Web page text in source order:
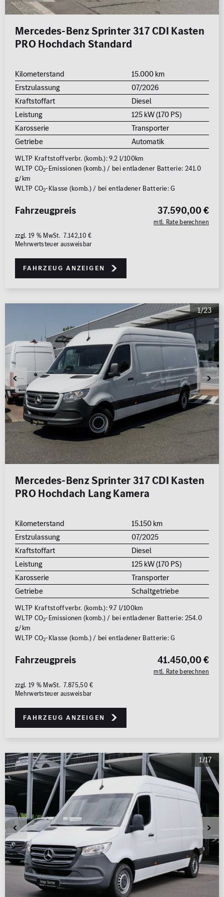
0 km 1.000 km
Leistung (PS)
50
Preis
0 €
Nettopreis anzeigen
Mercedes-Benz Sprinter 317 CDI Kasten
PRO Hochdach Standard
Kilometerstand
15.000 km
Erstzulassung
07/2026
Kraftstoffart
Diesel
Leistung
125 kW (170 PS)
Karosserie
Transporter
Getriebe
Automatik
WLTP Kraftstoffverbr. (komb.): 9.2 l/100km
WLTP CO2-Emissionen (komb.) / bei entladener Batterie: 241.0
g/km
WLTP CO2-Klasse (komb.) / bei entladener Batterie: G
37.590,00 €
mtl. Rate berechnen
Fahrzeugpreis
zzgl. 19 % MwSt. 7.142,10 €
Mehrwertsteuer ausweisbar
Fahrzeug anzeigen
1/23
Mercedes-Benz Sprinter 317 CDI Kasten
PRO Hochdach Lang Kamera
Kilometerstand
15.150 km
Erstzulassung
07/2025
Kraftstoffart
Diesel
Leistung
125 kW (170 PS)
Karosserie
Transporter
Getriebe
Schaltgetriebe
WLTP Kraftstoffverbr. (komb.): 9.7 l/100km
WLTP CO2-Emissionen (komb.) / bei entladener Batterie: 254.0
g/km
WLTP CO2-Klasse (komb.) / bei entladener Batterie: G
41.450,00 €
mtl. Rate berechnen
Fahrzeugpreis
zzgl. 19 % MwSt. 7.875,50 €
Mehrwertsteuer ausweisbar
Fahrzeug anzeigen
1/17